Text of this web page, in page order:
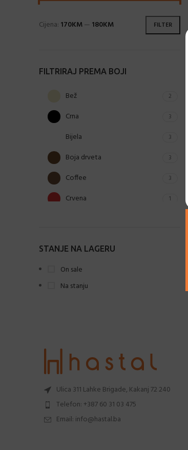
FILTER
Cijena: 170KM— 180KM
FILTRIRAJ PREMA BOJI
Bež 2
Crna 3
Bijela 3
Boja drveta 3
Coffee 3
Crvena 1
Zelena
STANJE NA LAGERU
On sale
Na stanju
Ulica 311 Lahke Brigade, Kakanj 72 240
Telefon: +387 60 31 03 475
Email: info@hastal.ba